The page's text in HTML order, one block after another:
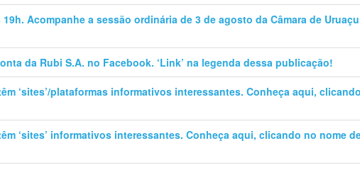
19h. Acompanhe a sessão ordinária de 3 de agosto da Câmara de
da Rubi S.A. no Facebook. ‘Link’ na legenda dessa publicação!
‘sites’/plataformas informativos interessantes. Conheça aqui,
‘sites’ informativos interessantes. Conheça aqui, clicando no nome